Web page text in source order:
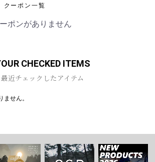
物を続ける カートへ進む
クーポン一覧
ポンがありません
CHECKED ITEMS
最近チェックしたアイテム
ません。